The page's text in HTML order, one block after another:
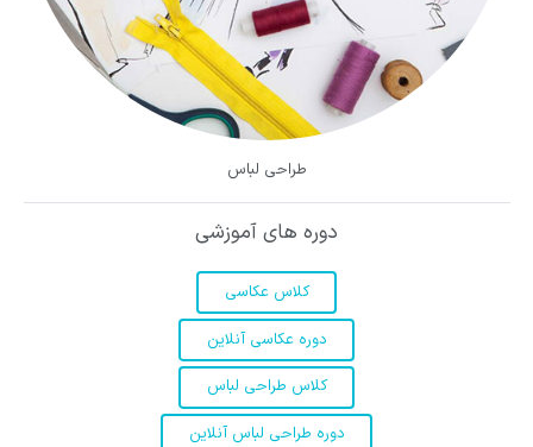
طراحی لباس
دوره های آموزشی
کلاس عکاسی
دوره عکاسی آنلاین
کلاس طراحی لباس
دوره طراحی لباس آنلاین